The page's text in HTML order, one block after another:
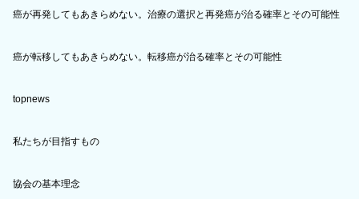
癌が再発してもあきらめない。治療の選択と再発癌が治る確率とその可能性
癌が転移してもあきらめない。転移癌が治る確率とその可能性
topnews
私たちが目指すもの
協会の基本理念